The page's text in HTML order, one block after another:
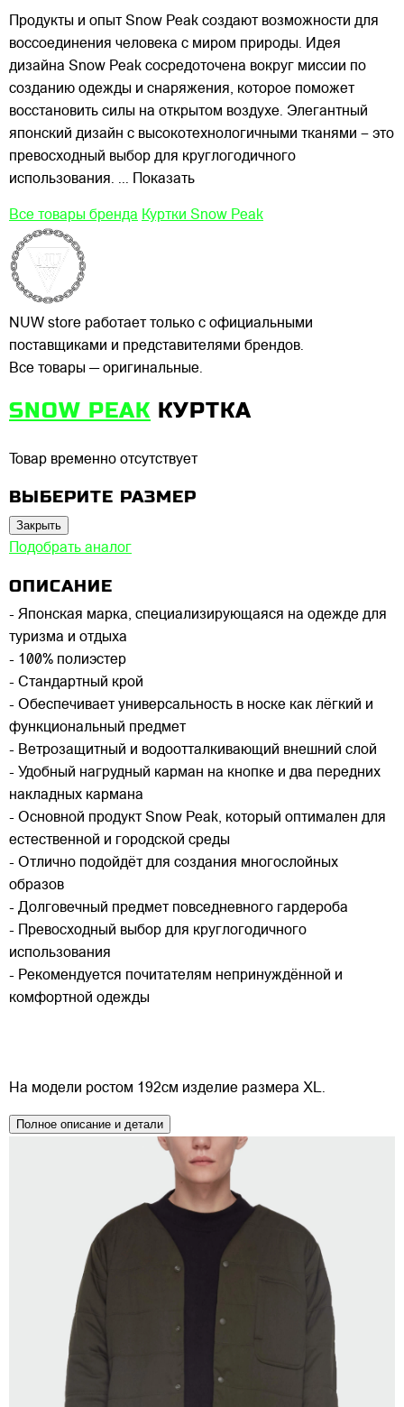
Продукты и опыт Snow Peak создают возможности для
воссоединения человека с миром природы. Идея
дизайна Snow Peak сосредоточена вокруг миссии по
созданию одежды и снаряжения, которое поможет
восстановить силы на открытом воздухе. Элегантный
японский дизайн с высокотехнологичными тканями – это
превосходный выбор для круглогодичного
использования. ... Показать
Все товары бренда Куртки Snow Peak
NUW store работает только с официальными
поставщиками и представителями брендов.
Все товары — оригинальные.
SNOW PEAK КУРТКА
Товар временно отсутствует
ВЫБЕРИТЕ РАЗМЕР
Закрыть
Подобрать аналог
ОПИСАНИЕ
- Японская марка, специализирующаяся на одежде для
туризма и отдыха
- 100% полиэстер
- Стандартный крой
- Обеспечивает универсальность в носке как лёгкий и
функциональный предмет
- Ветрозащитный и водоотталкивающий внешний слой
- Удобный нагрудный карман на кнопке и два передних
накладных кармана
- Основной продукт Snow Peak, который оптимален для
естественной и городской среды
- Отлично подойдёт для создания многослойных
образов
- Долговечный предмет повседневного гардероба
- Превосходный выбор для круглогодичного
использования
- Рекомендуется почитателям непринуждённой и
комфортной одежды
На модели ростом 192см изделие размера XL.
Полное описание и детали